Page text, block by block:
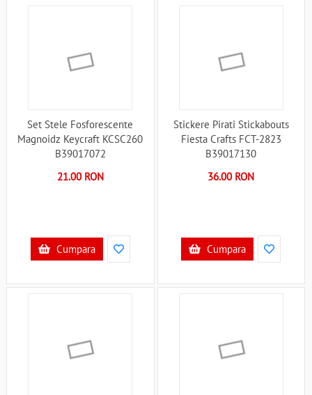
Set Stele Fosforescente
Magnoidz Keycraft KCSC260
B39017072
21.00 RON
Cumpara
Stickere Pirati Stickabouts
Fiesta Crafts FCT-2823
B39017130
36.00 RON
Cumpara